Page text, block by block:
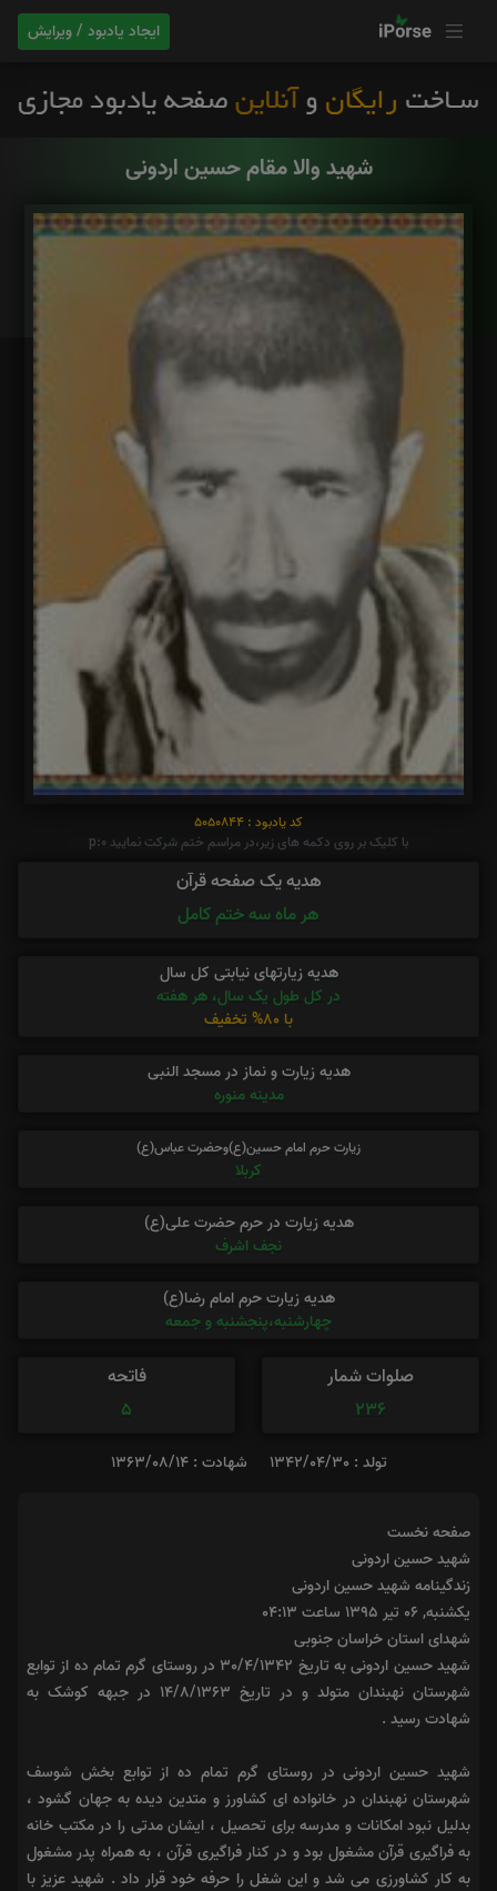
ایجاد یادبود / ویرایش
شهید والا مقام حسین اردونی
کد یادبود : 5050844
با کلیک بر روی دکمه های زیر،در مراسم ختم شرکت نمایید p:0
هدیه یک صفحه قرآن
هر ماه سه ختم کامل
هدیه زیارتهای نیابتی کل سال
در کل طول یک سال، هر هفته
با 80% تخفیف
هدیه زیارت و نماز در مسجد النبی
مدینه منوره
زیارت حرم امام حسین(ع)وحضرت عباس(ع)
کربلا
هدیه زیارت در حرم حضرت علی(ع)
نجف اشرف
هدیه زیارت حرم امام رضا(ع)
چهارشنبه،پنجشنبه و جمعه
صلوات شمار
236
فاتحه
5
تولد : 1342/04/30 شهادت : 1363/08/14
صفحه نخست
شهید حسین اردونی
زندگینامه شهید حسین اردونی
يکشنبه, ۰۶ تير ۱۳۹۵ ساعت ۰۴:۱۳
شهدای استان خراسان جنوبی
شهید حسین اردونی به تاریخ 30/4/1342 در روستای گرم تمام ده از توابع
شهرستان نهبندان متولد و در تاریخ 14/8/1363 در جبهه کوشک به
شهادت رسید .
شهید حسین اردونی در روستای گرم تمام ده از توابع بخش شوسف
شهرستان نهبندان در خانواده ای کشاورز و متدین دیده به جهان گشود ،
بدلیل نبود امکانات و مدرسه برای تحصیل ، ایشان مدتی را در مکتب خانه
به فراگیری قرآن مشغول بود و در کنار فراگیری قرآن ، به همراه پدر مشغول
به کار کشاورزی می شد و این شغل را حرفه خود قرار داد . شهید عزیز با